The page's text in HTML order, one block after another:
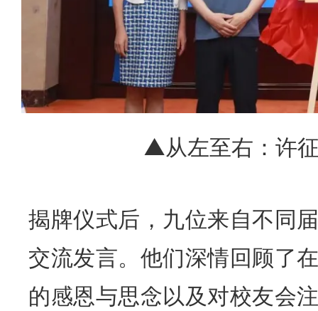
▲从左至右：许
揭牌仪式后，九位来自不同
交流发言。他们深情回顾了
的感恩与思念以及对校友会